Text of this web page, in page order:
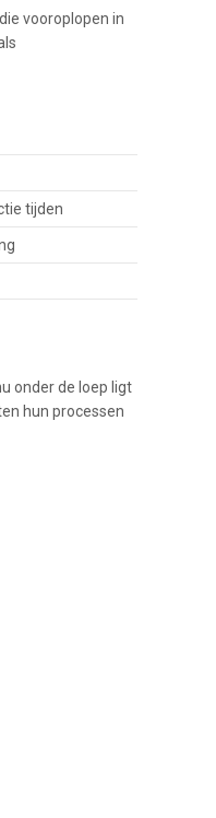
vooroplopen in
tijden
onder de loep ligt
hun processen